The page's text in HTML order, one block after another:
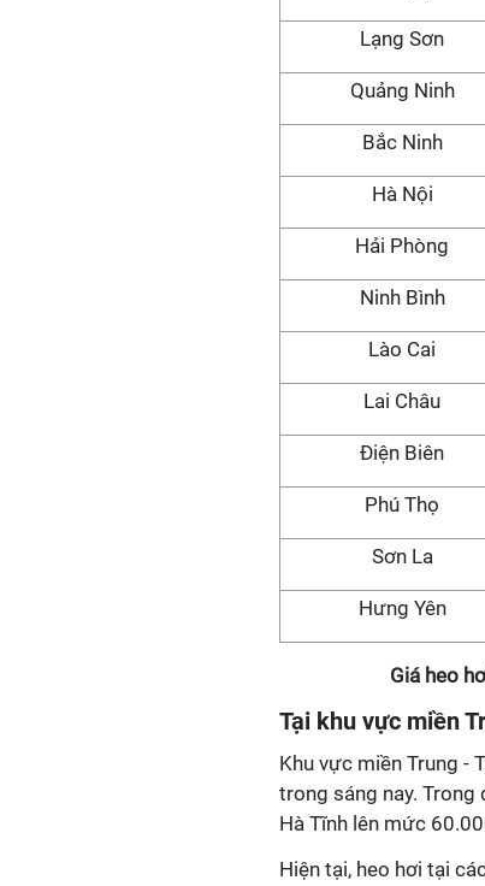
Lạng Sơn
Quảng Ninh
Bắc Ninh
Hà Nội
Hải Phòng
Ninh Bình
Lào Cai
Lai Châu
Điện Biên
Phú Thọ
Sơn La
Hưng Yên
Giá heo
Tại khu vực miền
Khu vực miền Trung -
trong sáng nay. Trong
Hà Tĩnh lên mức
Hiện tại, heo hơi tại